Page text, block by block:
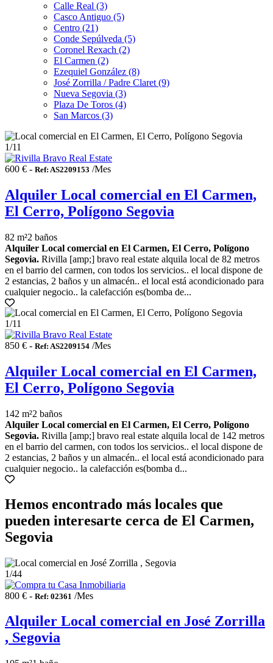
Calle Real (3)
Casco Antiguo (5)
Centro (21)
Conde Sepúlveda (5)
Coronel Rexach (2)
El Carmen (2)
Ezequiel González (8)
José Zorrilla / Padre Claret (9)
Nueva Segovia (3)
Plaza De Toros (4)
San Marcos (3)
1/11
600 € - Ref: AS2209153 /Mes
Alquiler Local comercial en El Carmen,
El Cerro, Polígono Segovia
82 m²2 baños
Alquiler Local comercial en El Carmen, El Cerro, Polígono
Segovia. Rivilla [amp;] bravo real estate alquila local de 82 metros
en el barrio del carmen, con todos los servicios.. el local dispone de
2 estancias, 2 baños y un almacén.. el local está acondicionado para
cualquier negocio.. la calefacción es(bomba de...
1/11
850 € - Ref: AS2209154 /Mes
Alquiler Local comercial en El Carmen,
El Cerro, Polígono Segovia
142 m²2 baños
Alquiler Local comercial en El Carmen, El Cerro, Polígono
Segovia. Rivilla [amp;] bravo real estate alquila local de 142 metros
en el barrio del carmen, con todos los servicios.. el local dispone de
2 estancias, 2 baños y un almacén.. el local está acondicionado para
cualquier negocio.. la calefacción es(bomba d...
Hemos encontrado más locales que
pueden interesarte cerca de El Carmen,
Segovia
1/44
800 € - Ref: 02361 /Mes
Alquiler Local comercial en José Zorrilla
, Segovia